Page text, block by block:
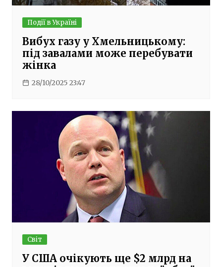
Події в Україні
Вибух газу у Хмельницькому:
під завалами може перебувати
жінка
28/10/2025 23:47
Світ
У США очікують ще $2 млрд на